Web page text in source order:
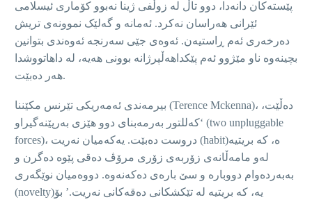
پێستەکان دانەدا، دوو تاڵ لە زوڵفی ژینا نەبوو کۆماری ئیسلامی
ئێرانی هەراسان نەکرد. ئەمانە و گەلێک نموونەی تریش
دەرخەری ئەم ڕاستیەن. ئەوەی جێی سەرنجە ئەوەندی بتوانین
بچینەوە ناو مێژوو ئەم پێکداهەڵپرژانە بوونی هەیە، لە داهاتووشدا
هەر دەبێت.
بیرمەندی ئەمەریکی تێرنس مکێننا (Terence Mckenna)، دەڵێت،
‘کەللتور بەرمەبنای دوو هێزی بەرپێنەگیراو (two unpluggable
forces
)، دروست دەبێت. یەکەمیان نەریت (habit)ە، کە بریتیە
لەو مامەڵانەی زۆربەی زۆری مرۆڤ دەقی پێوە دەگرن و
بەبەردەوام دووبارە و سێ بارەی دەکەنەوە. دووەمیان نوێگەری
(novelty)یە، کە بریتیە لە تێکشکانی دەقەکانی نەریت.’ بۆ